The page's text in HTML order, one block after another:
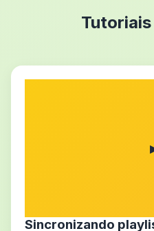
Sincronizando